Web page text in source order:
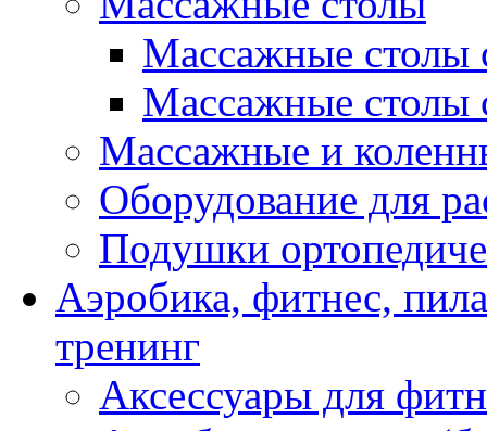
Массажные столы
Массажные столы
Массажные и
Оборудование для
Подушки
Аэробика, фитнес,
тренинг
Аксессуары для